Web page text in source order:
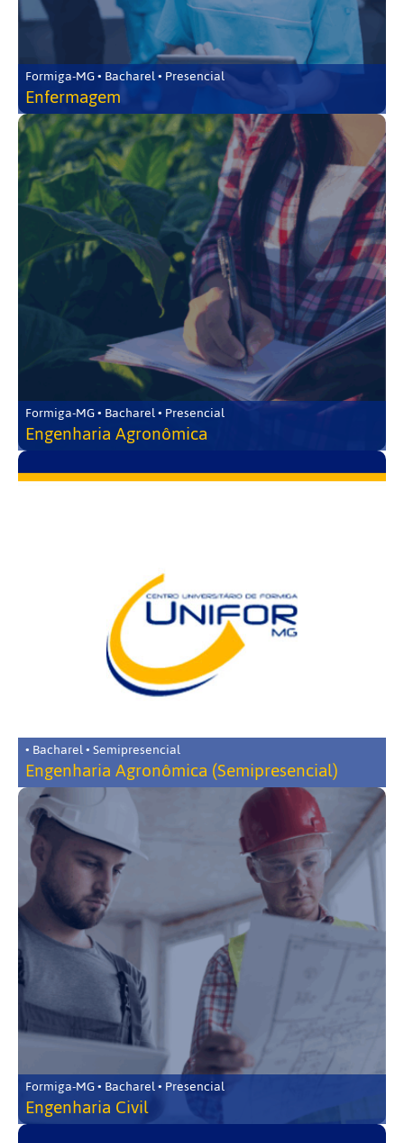
Formiga-MG • Bacharel • Presencial
Enfermagem
Formiga-MG • Bacharel • Presencial
Engenharia Agronômica
• Bacharel • Semipresencial
Engenharia Agronômica (Semipresencial)
Formiga-MG • Bacharel • Presencial
Engenharia Civil